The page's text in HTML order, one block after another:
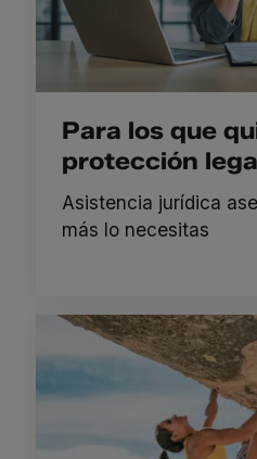
Para los que
protección
Asistencia jurídica
más lo necesitas